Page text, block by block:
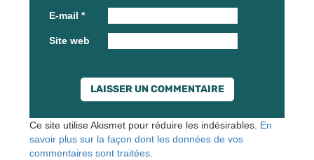
E-mail *
Site web
Ce site utilise Akismet pour réduire les indésirables. En
savoir plus sur la façon dont les données de vos
commentaires sont traitées